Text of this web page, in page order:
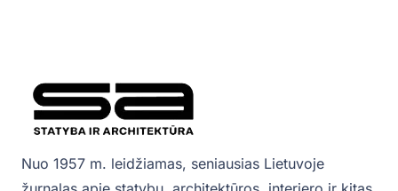
Nuo 1957 m. leidžiamas, seniausias Lietuvoje